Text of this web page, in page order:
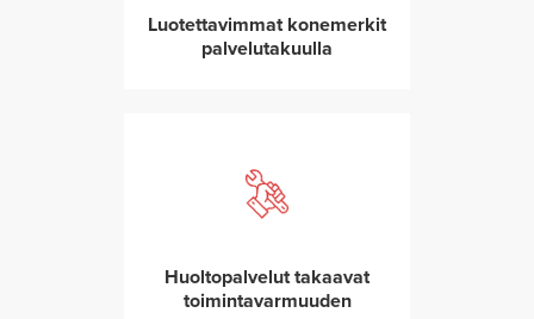
Luotettavimmat konemerkit
palvelutakuulla
Huoltopalvelut takaavat
toimintavarmuuden